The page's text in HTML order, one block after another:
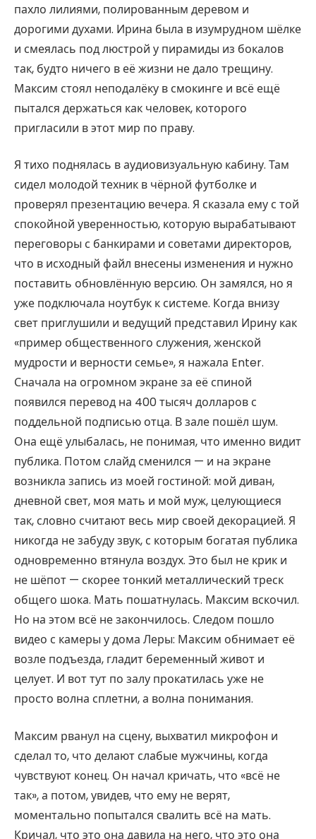
пахло лилиями, полированным деревом и
дорогими духами. Ирина была в изумрудном шёлке
и смеялась под люстрой у пирамиды из бокалов
так, будто ничего в её жизни не дало трещину.
Максим стоял неподалёку в смокинге и всё ещё
пытался держаться как человек, которого
пригласили в этот мир по праву.
Я тихо поднялась в аудиовизуальную кабину. Там
сидел молодой техник в чёрной футболке и
проверял презентацию вечера. Я сказала ему с той
спокойной уверенностью, которую вырабатывают
переговоры с банкирами и советами директоров,
что в исходный файл внесены изменения и нужно
поставить обновлённую версию. Он замялся, но я
уже подключала ноутбук к системе. Когда внизу
свет приглушили и ведущий представил Ирину как
«пример общественного служения, женской
мудрости и верности семье», я нажала Enter.
Сначала на огромном экране за её спиной
появился перевод на 400 тысяч долларов с
поддельной подписью отца. В зале пошёл шум.
Она ещё улыбалась, не понимая, что именно видит
публика. Потом слайд сменился — и на экране
возникла запись из моей гостиной: мой диван,
дневной свет, моя мать и мой муж, целующиеся
так, словно считают весь мир своей декорацией. Я
никогда не забуду звук, с которым богатая публика
одновременно втянула воздух. Это был не крик и
не шёпот — скорее тонкий металлический треск
общего шока. Мать пошатнулась. Максим вскочил.
Но на этом всё не закончилось. Следом пошло
видео с камеры у дома Леры: Максим обнимает её
возле подъезда, гладит беременный живот и
целует. И вот тут по залу прокатилась уже не
просто волна сплетни, а волна понимания.
Максим рванул на сцену, выхватил микрофон и
сделал то, что делают слабые мужчины, когда
чувствуют конец. Он начал кричать, что «всё не
так», а потом, увидев, что ему не верят,
моментально попытался свалить всё на мать.
Кричал, что это она давила на него, что это она